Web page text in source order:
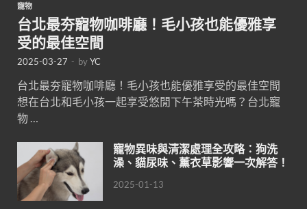
寵物
台北最夯寵物咖啡廳！毛小孩也能優雅享
受的最佳空間
2025-03-27 - byYC
台北最夯寵物咖啡廳！毛小孩也能優雅享受的最佳空間
想在台北和毛小孩一起享受悠閒下午茶時光嗎？台北寵
物 …
寵物異味與清潔處理全攻略：狗洗
澡、貓尿味、薰衣草影響一次解答！
2025-01-13